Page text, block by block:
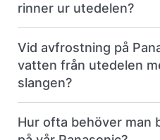
rinner ur utedelen?
Vid avfrostning på
vatten från utedelen
slangen?
Hur ofta behöver man